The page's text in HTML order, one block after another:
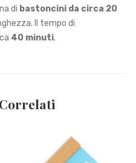
di bastoncini da circa 20
Il tempo di
40 minuti.